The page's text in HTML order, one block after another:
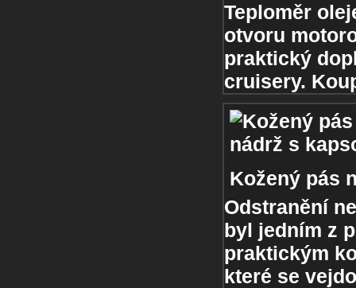
Teploměr
otvoru
praktický
cruisery.
Kožený pás
Odstranění
byl jedním z
praktickým
které se